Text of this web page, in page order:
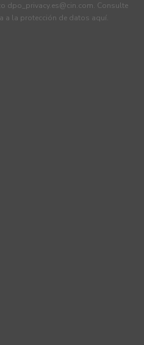
dpo_privacy.es@cin.com. Consulte
a la protección de datos aquí.